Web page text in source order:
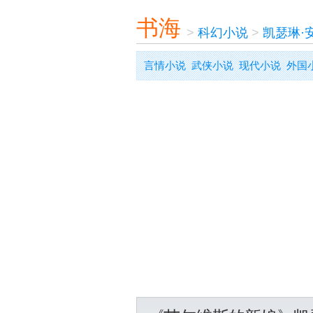
书海 > 科幻小说> 凯瑟琳·
言情小说 武侠小说 现代小说 外国